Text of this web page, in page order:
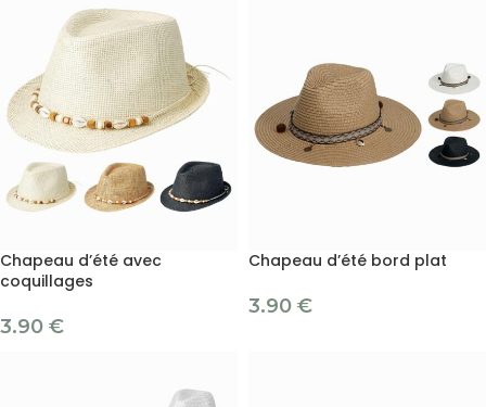
Chapeau d’été avec
coquillages
3.90 €
Chapeau d’été bord plat
3.90 €